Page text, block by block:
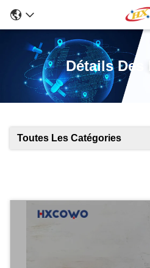
Détails Des
Toutes Les Catégories